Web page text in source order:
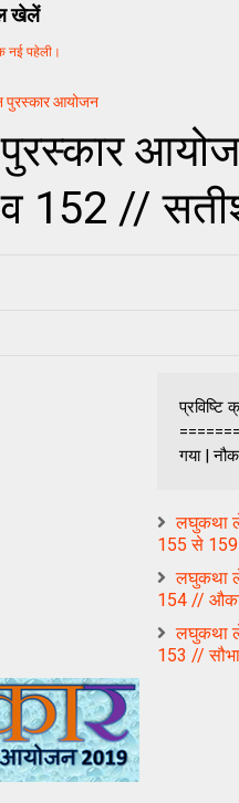
खेलें
नई पहेली।
आयोजन
152 //
गया |
लघुकथा
155 से 159
लघुकथा
154 //
लघुकथा
153 //